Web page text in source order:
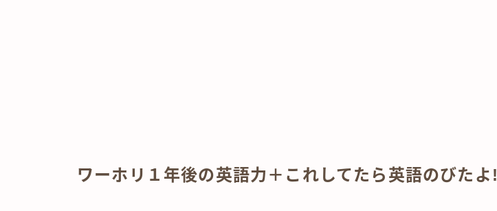
ワーホリ１年後の英語力＋これしてたら英語のびたよ!